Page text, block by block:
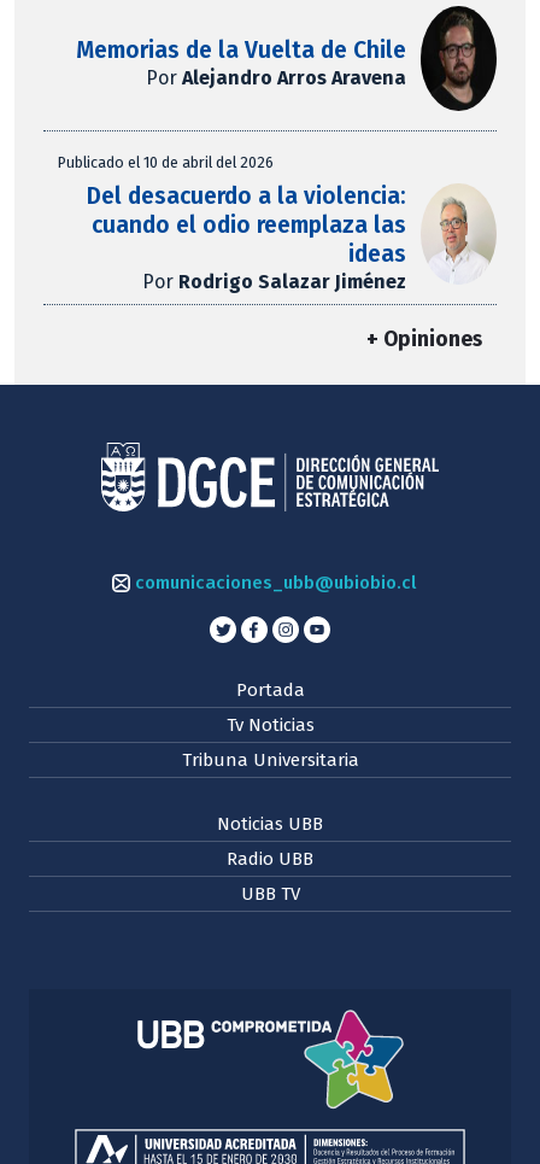
Memorias de la Vuelta de Chile
PorAlejandro Arros Aravena
Publicado el 10 de abril del 2026
Del desacuerdo a la violencia:
cuando el odio reemplaza las
ideas
Por Rodrigo Salazar Jiménez
+ Opiniones
comunicaciones_ubb@ubiobio.cl
Portada
Tv Noticias
Tribuna Universitaria
Noticias UBB
Radio UBB
UBB TV